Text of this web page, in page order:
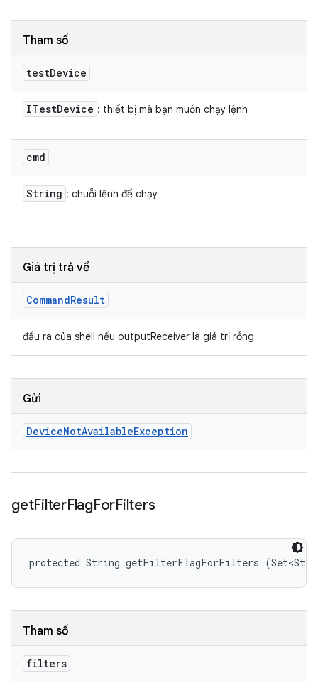
Tham số
testDevice
ITestDevice : thiết bị mà bạn muốn chạy lệnh
cmd
String : chuỗi lệnh để chạy
Giá trị trả về
CommandResult
đầu ra của shell nếu outputReceiver là giá trị rỗng
Gửi
DeviceNotAvailableException
getFilterFlagForFilters
protected String getFilterFlagForFilters
Tham số
filters